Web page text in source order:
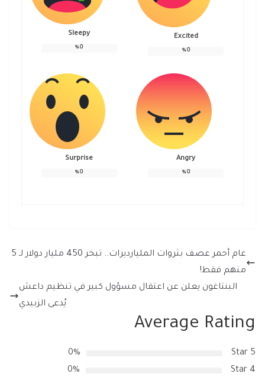
Excited
0
%
Sleepy
0
%
Angry
0
%
Surprise
0
%
عام أحمر عصف بثروات المليارديرات.. تبخر 450 مليار دولار لـ 5
منهم فقط!
البنتاغون يعلن عن اعتقال مسؤول كبير في تنظيم داعش
يُدعى الزبيدي
Average Rating
5 Star
0%
4 Star
0%